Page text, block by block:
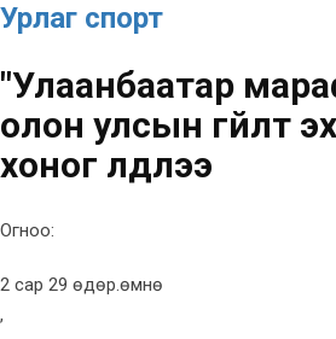
Урлаг спорт
"Улаанбаатар
олон улсын гүйлт
хоног үлдлээ
Огноо:
2 сар 29 өдөр.өмнө
,